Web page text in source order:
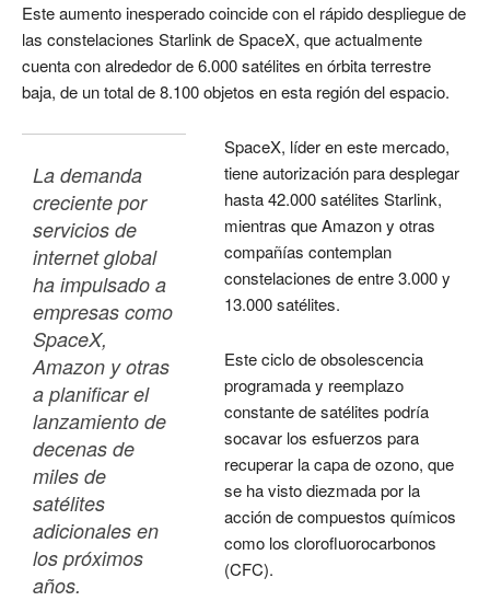
Este aumento inesperado coincide con el rápido despliegue de
las constelaciones Starlink de SpaceX, que actualmente
cuenta con alrededor de 6.000 satélites en órbita terrestre
baja, de un total de 8.100 objetos en esta región del espacio.
La demanda
creciente por
servicios de
internet global
ha impulsado a
empresas como
SpaceX,
Amazon y otras
a planificar el
lanzamiento de
decenas de
miles de
satélites
adicionales en
los próximos
años.
SpaceX, líder en este mercado,
tiene autorización para desplegar
hasta 42.000 satélites Starlink,
mientras que Amazon y otras
compañías contemplan
constelaciones de entre 3.000 y
13.000 satélites.
Este ciclo de obsolescencia
programada y reemplazo
constante de satélites podría
socavar los esfuerzos para
recuperar la capa de ozono, que
se ha visto diezmada por la
acción de compuestos químicos
como los clorofluorocarbonos
(CFC).